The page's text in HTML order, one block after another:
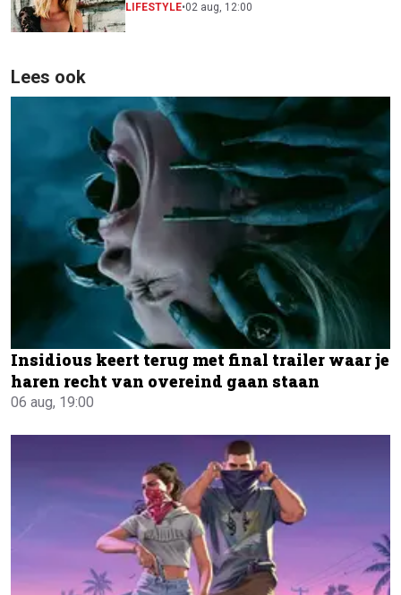
festivalscene van Europa"
LIFESTYLE•02 aug, 12:00
Lees ook
Insidious keert terug met final trailer waar je
haren recht van overeind gaan staan
06 aug, 19:00